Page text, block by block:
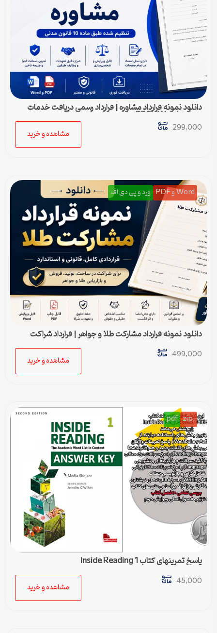
دانلود نمونه قرارداد مشاوره | قرارداد رسمی دریافت خدمات
مشاوره Word و PDF
299,000
مشاهده و خرید
Word و PDF ورد و پی دی اف
دانلود نمونه قرارداد مشارکت طلا و جواهر | قرارداد شراکت
ساخت و فروش طلا
499,000
مشاهده و خرید
.zip
pdf
پاسخ تمرینهای کتاب Inside Reading 1
45,000
مشاهده و خرید